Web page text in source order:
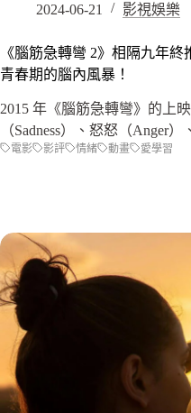
2024-06-21 影視娛樂
《腦筋急轉彎 2》相隔九年
青春期的腦內風暴！
2015 年《腦筋急轉彎》的上
（Sadness）、怒怒（Anger
電影 影評 情緒 動畫 愛學習